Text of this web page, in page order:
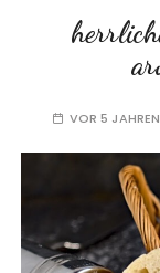
VOR 5 JAHREN